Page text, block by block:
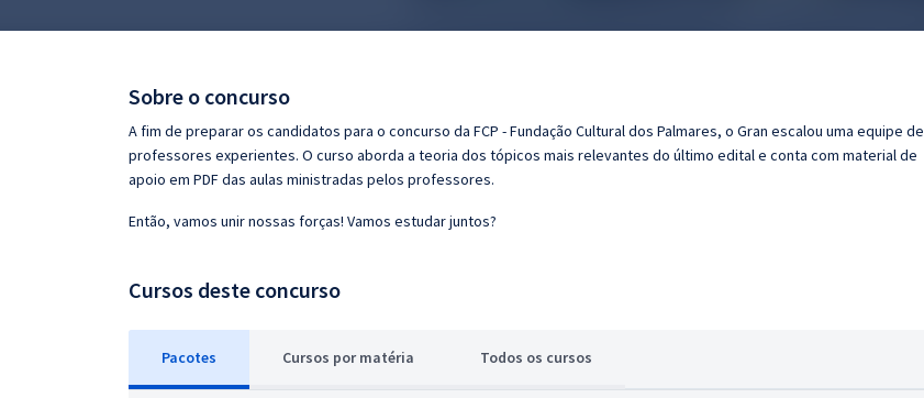
Questões grátis
Sobre o concurso
A fim de preparar os candidatos para o concurso da FCP - Fundação Cultural dos Palmares, o Gran escalou uma equipe de
professores experientes. O curso aborda a teoria dos tópicos mais relevantes do último edital e conta com material de
apoio em PDF das aulas ministradas pelos professores.
Então, vamos unir nossas forças! Vamos estudar juntos?
Cursos deste concurso
Pacotes Cursos por matéria Todos os cursos